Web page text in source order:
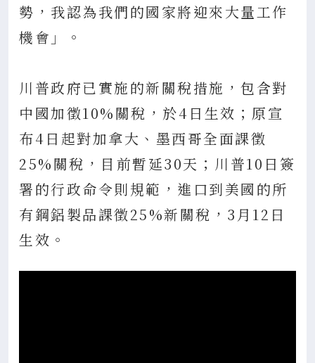
勢，我認為我們的國家將迎來大量工作
機會」。
川普政府已實施的新關稅措施，包含對
中國加徵10%關稅，於4日生效；原宣
布4日起對加拿大、墨西哥全面課徵
25%關稅，目前暫延30天；川普10日簽
署的行政命令則規範，進口到美國的所
有鋼鋁製品課徵25%新關稅，3月12日
生效。